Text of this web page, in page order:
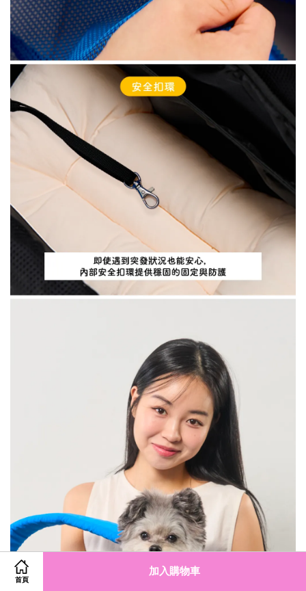
首頁
加入購物車